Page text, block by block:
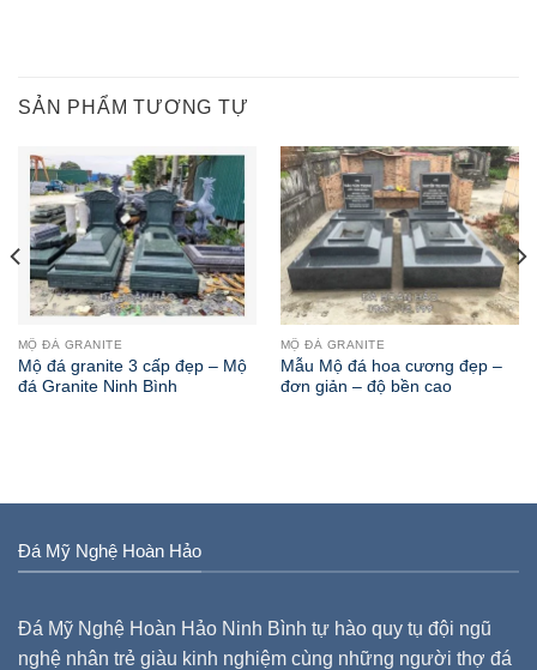
SẢN PHẨM TƯƠNG TỰ
MỘ ĐÁ GRANITE
Mộ đá granite 3 cấp đẹp – Mộ
đá Granite Ninh Bình
MỘ ĐÁ GRANITE
Mẫu Mộ đá hoa cương đẹp –
đơn giản – độ bền cao
Đá Mỹ Nghệ Hoàn Hảo
Đá Mỹ Nghệ Hoàn Hảo Ninh Bình tự hào quy tụ đội ngũ
nghệ nhân trẻ giàu kinh nghiệm cùng những người thợ đá